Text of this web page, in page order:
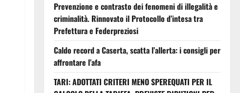
Prevenzione e contrasto dei fenomeni di illegalità e
criminalità. Rinnovato il Protocollo d’intesa tra
Prefettura e Federpreziosi
Caldo record a Caserta, scatta l’allerta: i consigli per
affrontare l’afa
TARI: ADOTTATI CRITERI MENO SPEREQUATI PER IL